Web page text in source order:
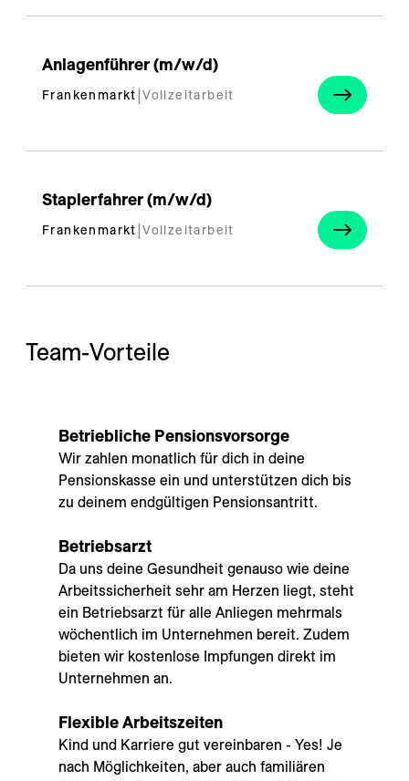
---
---
Anlagenführer (m/w/d)
Frankenmarkt |Vollzeitarbeit
Staplerfahrer (m/w/d)
Frankenmarkt |Vollzeitarbeit
Team-Vorteile
Betriebliche Pensionsvorsorge
Wir zahlen monatlich für dich in deine
Pensionskasse ein und unterstützen dich bis
zu deinem endgültigen Pensionsantritt.
Betriebsarzt
Da uns deine Gesundheit genauso wie deine
Arbeitssicherheit sehr am Herzen liegt, steht
ein Betriebsarzt für alle Anliegen mehrmals
wöchentlich im Unternehmen bereit. Zudem
bieten wir kostenlose Impfungen direkt im
Unternehmen an.
Flexible Arbeitszeiten
Kind und Karriere gut vereinbaren - Yes! Je
nach Möglichkeiten, aber auch familiären